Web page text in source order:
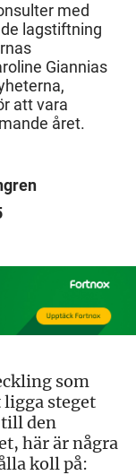
med
lagstiftning
Giannias
att vara
året.
som
steget
den
här är några
koll på: